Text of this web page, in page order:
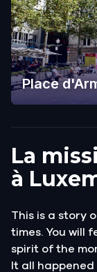
Place
La
à
This is a story
times. You will
spirit of the
It all